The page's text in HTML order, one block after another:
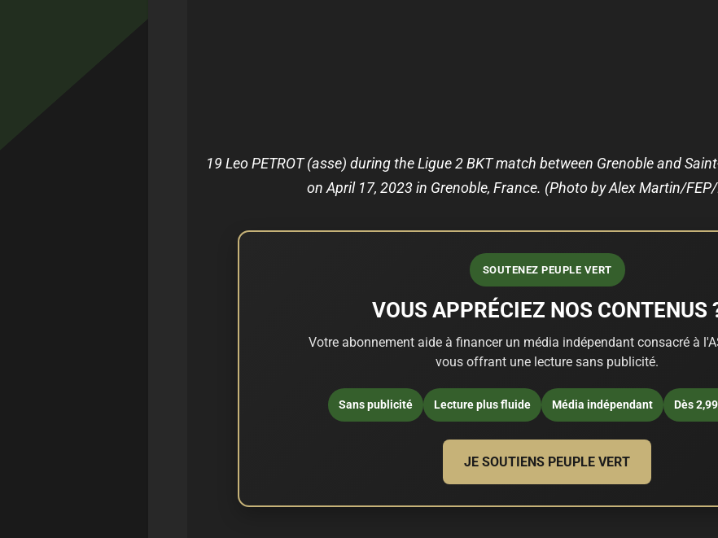
19 Leo PETROT (asse) during the Ligue 2 BKT match between Grenoble and
on April 17, 2023 in Grenoble, France. (Photo by Alex Martin/
SOUTENEZ PEUPLE VERT
VOUS APPRÉCIEZ NOS CONTENUS
Votre abonnement aide à financer un média indépendant consacré à
vous offrant une lecture sans publicité.
Sans publicité Lecture plus fluide Média indépendant Dès
JE SOUTIENS PEUPLE VERT